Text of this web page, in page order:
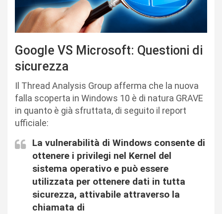
Google VS Microsoft: Questioni di
sicurezza
Il Thread Analysis Group afferma che la nuova
falla scoperta in Windows 10 è di natura GRAVE
in quanto è già sfruttata, di seguito il report
ufficiale:
La vulnerabilità di Windows consente di
ottenere i privilegi nel Kernel del
sistema operativo e può essere
utilizzata per ottenere dati in tutta
sicurezza, attivabile attraverso la
chiamata di